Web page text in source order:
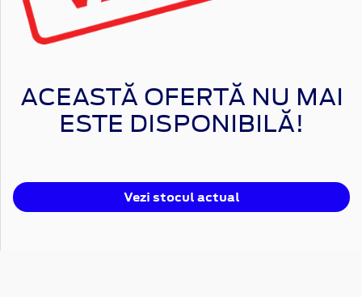
ACEASTĂ OFERTĂ NU MAI
ESTE DISPONIBILĂ!
Vezi stocul actual